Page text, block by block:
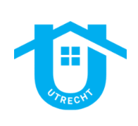
inhoud